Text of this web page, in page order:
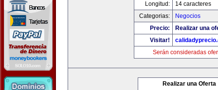
Longitud:
14 caracteres
Categorias:
Negocios
Precio:
Realizar una
Visitar!
Serán consideradas
Realizar una Oferta